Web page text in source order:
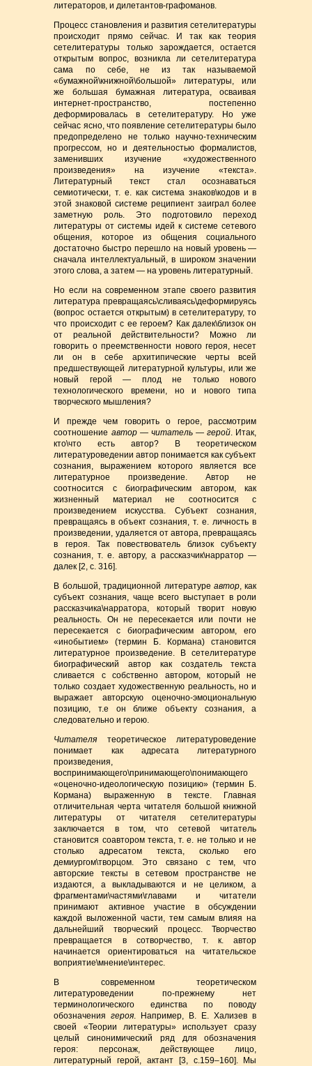
литераторов, и дилетантов-графоманов.
Процесс становления и развития сетелитературы
происходит прямо сейчас. И так как теория
сетелитературы только зарождается, остается
открытым вопрос, возникла ли сетелитература
сама по себе, не из так называемой
«бумажной\книжной\большой» литературы, или
же большая бумажная литература, осваивая
интернет-пространство, постепенно
деформировалась в сетелитературу. Но уже
сейчас ясно, что появление сетелитературы было
предопределено не только научно-техническим
прогрессом, но и деятельностью формалистов,
заменивших изучение «художественного
произведения» на изучение «текста».
Литературный текст стал осознаваться
семиотически, т. е. как система знаков\кодов и в
этой знаковой системе реципиент заиграл более
заметную роль. Это подготовило переход
литературы от системы идей к системе сетевого
общения, которое из общения социального
достаточно быстро перешло на новый уровень —
сначала интеллектуальный, в широком значении
этого слова, а затем — на уровень литературный.
Но если на современном этапе своего развития
литература превращаясь\сливаясь\деформируясь
(вопрос остается открытым) в сетелитературу, то
что происходит с ее героем? Как далек\близок он
от реальной действительности? Можно ли
говорить о преемственности нового героя, несет
ли он в себе архитипические черты всей
предшествующей литературной культуры, или же
новый герой — плод не только нового
технологического времени, но и нового типа
творческого мышления?
И прежде чем говорить о герое, рассмотрим
соотношение автор — читатель — герой. Итак,
кто\что есть автор? В теоретическом
литературоведении автор понимается как субъект
сознания, выражением которого является все
литературное произведение. Автор не
соотносится с биографическим автором, как
жизненный материал не соотносится с
произведением искусства. Субъект сознания,
превращаясь в объект сознания, т. е. личность в
произведении, удаляется от автора, превращаясь
в героя. Так повествователь близок субъекту
сознания, т. е. автору, а рассказчик\нарратор —
далек [2, с. 316].
В большой, традиционной литературеавтор, как
субъект сознания, чаще всего выступает в роли
рассказчика\нарратора, который творит новую
реальность. Он не пересекается или почти не
пересекается с биографическим автором, его
«инобытием» (термин Б. Кормана) становится
литературное произведение. В сетелитературе
биографический автор как создатель текста
сливается с собственно автором, который не
только создает художественную реальность, но и
выражает авторскую оценочно-эмоциональную
позицию, т.е он ближе объекту сознания, а
следовательно и герою.
Читателя теоретическое литературоведение
понимает как адресата литературного
произведения,
воспринимающего\принимающего\понимающего
«оценочно-идеологическую позицию» (термин Б.
Кормана) выраженную в тексте. Главная
отличительная черта читателя большой книжной
литературы от читателя сетелитературы
заключается в том, что сетевой читатель
становится соавтором текста, т. е. не только и не
столько адресатом текста, сколько его
демиургом\творцом. Это связано с тем, что
авторские тексты в сетевом пространстве не
издаются, а выкладываются и не целиком, а
фрагментами\частями\главами и читатели
принимают активное участие в обсуждении
каждой выложенной части, тем самым влияя на
дальнейший творческий процесс. Творчество
превращается в сотворчество, т. к. автор
начинается ориентироваться на читательское
воприятие\мнение\интерес.
В современном теоретическом
литературоведении по-прежнему нет
терминологического единства по поводу
обозначениягероя. Например, В. Е. Хализев в
своей «Теории литературы» использует сразу
целый синонимический ряд для обозначения
героя: персонаж, действующее лицо,
литературный герой, актант [3, с.159–160]. Мы